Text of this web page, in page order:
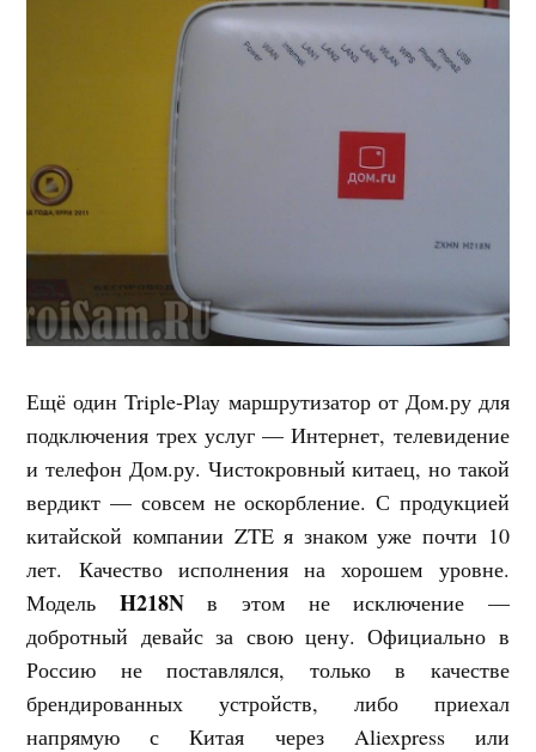
Ещё один Triple-Play маршрутизатор от Дом.ру для
подключения трех услуг — Интернет, телевидение
и телефон Дом.ру. Чистокровный китаец, но такой
вердикт — совсем не оскорбление. С продукцией
китайской компании ZTE я знаком уже почти 10
лет. Качество исполнения на хорошем уровне.
Модель H218Nв этом не исключение —
добротный девайс за свою цену. Официально в
Россию не поставлялся, только в качестве
брендированных устройств, либо приехал
напрямую с Китая через Aliexpress или